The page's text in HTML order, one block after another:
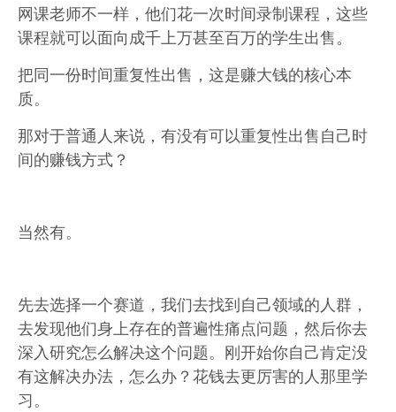
网课老师不一样，他们花一次时间录制课程，这些
课程就可以面向成千上万甚至百万的学生出售。
把同一份时间重复性出售，这是赚大钱的核心本
质。
那对于普通人来说，有没有可以重复性出售自己时
间的赚钱方式？
当然有。
先去选择一个赛道，我们去找到自己领域的人群，
去发现他们身上存在的普遍性痛点问题，然后你去
深入研究怎么解决这个问题。刚开始你自己肯定没
有这解决办法，怎么办？花钱去更厉害的人那里学
习。